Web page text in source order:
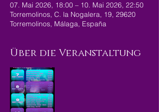
07. Mai 2026, 18:00 – 10. Mai 2026, 22:50
Torremolinos, C. la Nogalera, 19, 29620
Torremolinos, Málaga, España
Über die Veranstaltung